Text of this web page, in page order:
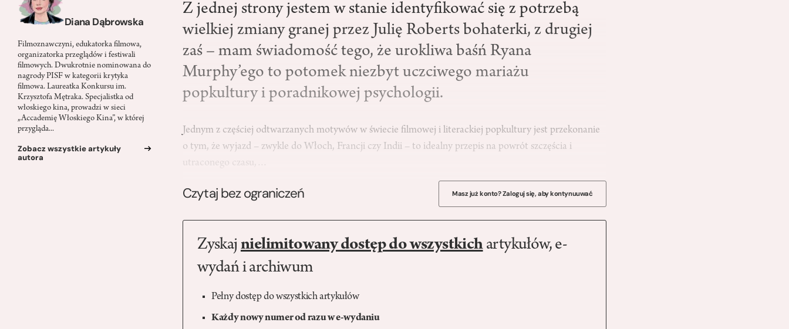
Diana Dąbrowska
Filmoznawczyni, edukatorka filmowa,
organizatorka przeglądów i festiwali
filmowych. Dwukrotnie nominowana do
nagrody PISF w kategorii krytyka
filmowa. Laureatka Konkursu im.
Krzysztofa Mętraka. Specjalistka od
włoskiego kina, prowadzi w sieci
„Accademię Włoskiego Kina”, w której
przygląda...
Zobacz wszystkie artykuły
autora
Z jednej strony jestem w stanie identyfikować się z potrzebą
wielkiej zmiany granej przez Julię Roberts bohaterki, z drugiej
zaś – mam świadomość tego, że urokliwa baśń Ryana
Murphy’ego to potomek niezbyt uczciwego mariażu
popkultury i poradnikowej psychologii.
Jednym z częściej odtwarzanych motywów w świecie filmowej i literackiej popkultury jest przekonanie
o tym, że wyjazd – zwykle do Włoch, Francji czy Indii – to idealny przepis na powrót szczęścia i
utraconego czasu,…
Czytaj bez ograniczeń Masz już konto? Zaloguj się, aby kontynuuwać
Zyskaj nielimitowany dostęp do wszystkichartykułów, e-
wydań i archiwum
Pełny dostęp do wszystkich artykułów
Każdy nowy numer od razu w e-wydaniu